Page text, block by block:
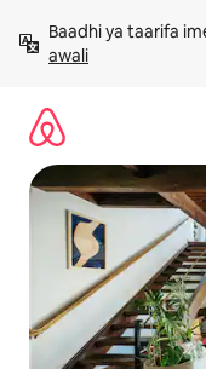
kwenda
kwenye
Baadhi ya taarifa
awali